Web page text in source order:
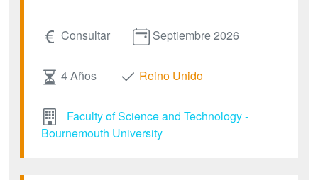
Consultar Septiembre 2026
4 Años Reino Unido
Faculty of Science and Technology -
Bournemouth University